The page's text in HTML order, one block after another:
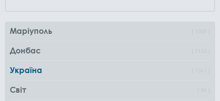
Маріуполь
Донбас
Україна
Світ